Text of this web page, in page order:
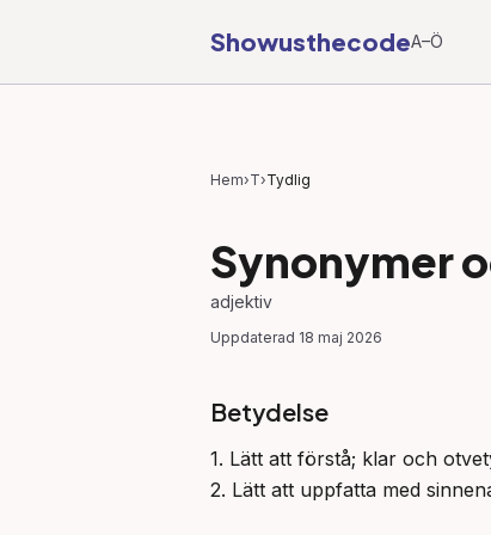
ShowusthecodeA–Ö
Hem›T›Tydlig
Synonymer
adjektiv
Uppdaterad 18 maj 2026
Betydelse
1. Lätt att förstå; klar och
2. Lätt att uppfatta med